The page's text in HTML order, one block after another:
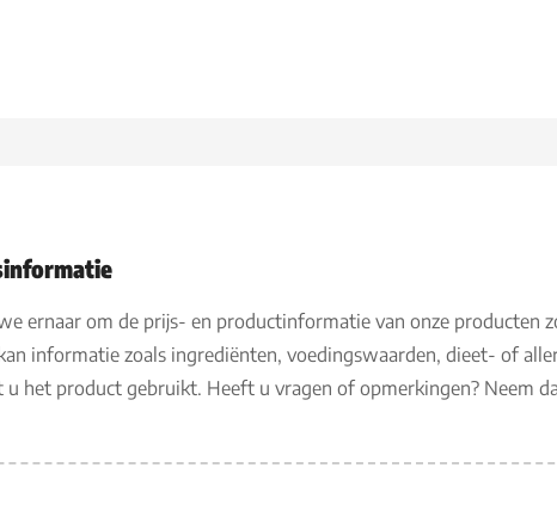
ernaar om de prijs- en productinformatie van onze producten
informatie zoals ingrediënten, voedingswaarden, dieet- of
het product gebruikt. Heeft u vragen of opmerkingen? Neem